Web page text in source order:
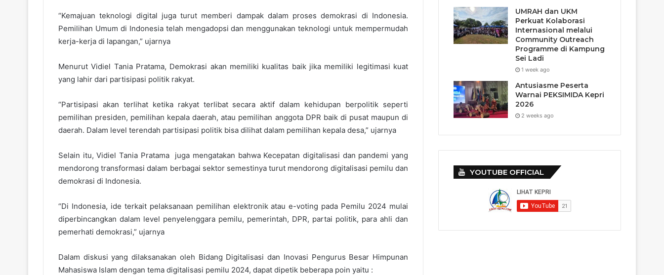
“Kemajuan teknologi digital juga turut memberi dampak dalam proses demokrasi di Indonesia.
Pemilihan Umum di Indonesia telah mengadopsi dan menggunakan teknologi untuk mempermudah
kerja-kerja di lapangan,” ujarnya
Menurut Vidiel Tania Pratama, Demokrasi akan memiliki kualitas baik jika memiliki legitimasi kuat
yang lahir dari partisipasi politik rakyat.
“Partisipasi akan terlihat ketika rakyat terlibat secara aktif dalam kehidupan berpolitik seperti
pemilihan presiden, pemilihan kepala daerah, atau pemilihan anggota DPR baik di pusat maupun di
daerah. Dalam level terendah partisipasi politik bisa dilihat dalam pemilihan kepala desa,” ujarnya
Selain itu, Vidiel Tania Pratama juga mengatakan bahwa Kecepatan digitalisasi dan pandemi yang
mendorong transformasi dalam berbagai sektor semestinya turut mendorong digitalisasi pemilu dan
demokrasi di Indonesia.
“Di Indonesia, ide terkait pelaksanaan pemilihan elektronik atau e-voting pada Pemilu 2024 mulai
diperbincangkan dalam level penyelenggara pemilu, pemerintah, DPR, partai politik, para ahli dan
pemerhati demokrasi,” ujarnya
Dalam diskusi yang dilaksanakan oleh Bidang Digitalisasi dan Inovasi Pengurus Besar Himpunan
Mahasiswa Islam dengan tema digitalisasi pemilu 2024, dapat dipetik beberapa poin yaitu :
UMRAH dan UKM
Perkuat Kolaborasi
Internasional melalui
Community Outreach
Programme di Kampung
Sei Ladi
1 week ago
Antusiasme Peserta
Warnai PEKSIMIDA Kepri
2026
2 weeks ago
YOUTUBE OFFICIAL